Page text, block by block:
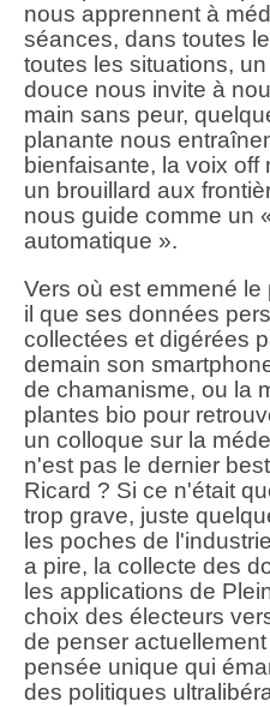
nous apprennent à
séances, dans toutes
toutes les situations,
douce nous invite à
main sans peur,
planante nous
bienfaisante, la voix
un brouillard aux
nous guide comme un
automatique ».
Vers où est emmené
il que ses données
collectées et digérées
demain son
de chamanisme, ou la
plantes bio pour
un colloque sur la
n'est pas le dernier
Ricard ? Si ce n'était
trop grave, juste
les poches de
a pire, la collecte des
les applications de
choix des électeurs
de penser
pensée unique qui
des politiques